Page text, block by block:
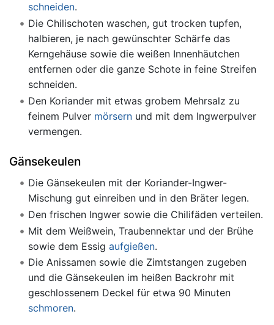
schneiden.
Die Chilischoten waschen, gut trocken tupfen,
halbieren, je nach gewünschter Schärfe das
Kerngehäuse sowie die weißen Innenhäutchen
entfernen oder die ganze Schote in feine Streifen
schneiden.
Den Koriander mit etwas grobem Mehrsalz zu
feinem Pulver mörsernund mit dem Ingwerpulver
vermengen.
Gänsekeulen
Die Gänsekeulen mit der Koriander-Ingwer-
Mischung gut einreiben und in den Bräter legen.
Den frischen Ingwer sowie die Chilifäden verteilen.
Mit dem Weißwein, Traubennektar und der Brühe
sowie dem Essig aufgießen.
Die Anissamen sowie die Zimtstangen zugeben
und die Gänsekeulen im heißen Backrohr mit
geschlossenem Deckel für etwa 90 Minuten
schmoren.